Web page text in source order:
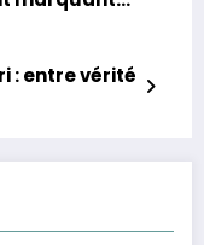
: entre vérité